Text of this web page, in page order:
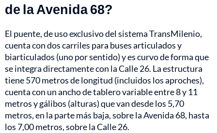
de la Avenida 68?
El puente, de uso exclusivo del sistema TransMilenio,
cuenta con dos carriles para buses articulados y
biarticulados (uno por sentido) y es curvo de forma que
se integra directamente con la Calle 26. La estructura
tiene 570 metros de longitud (incluidos los aproches),
cuenta con un ancho de tablero variable entre 8 y 11
metros y gálibos (alturas) que van desde los 5,70
metros, en la parte más baja, sobre la Avenida 68, hasta
los 7,00 metros, sobre la Calle 26.